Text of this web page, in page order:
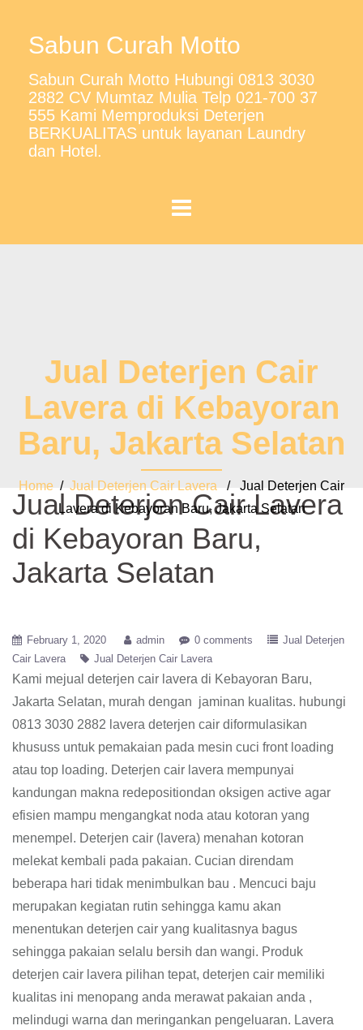
Sabun Curah Motto
Sabun Curah Motto Hubungi 0813 3030
2882 CV Mumtaz Mulia Telp 021-700 37
555 Kami Memproduksi Deterjen
BERKUALITAS untuk layanan Laundry
dan Hotel.
Jual Deterjen Cair
Lavera di Kebayoran
Baru, Jakarta Selatan
Home / Jual Deterjen Cair Lavera / Jual Deterjen Cair
Lavera di Kebayoran Baru, Jakarta Selatan
Jual Deterjen Cair Lavera
di Kebayoran Baru,
Jakarta Selatan
February 1, 2020 admin 0 comments
Jual Deterjen
Cair Lavera
Jual Deterjen Cair Lavera
Kami mejual deterjen cair lavera di Kebayoran Baru,
Jakarta Selatan, murah dengan jaminan kualitas. hubungi
0813 3030 2882 lavera deterjen cair diformulasikan
khususs untuk pemakaian pada mesin cuci front loading
atau top loading. Deterjen cair lavera mempunyai
kandungan makna redepositiondan oksigen active agar
efisien mampu mengangkat noda atau kotoran yang
menempel. Deterjen cair (lavera) menahan kotoran
melekat kembali pada pakaian. Cucian direndam
beberapa hari tidak menimbulkan bau . Mencuci baju
merupakan kegiatan rutin sehingga kamu akan
menentukan deterjen cair yang kualitasnya bagus
sehingga pakaian selalu bersih dan wangi. Produk
deterjen cair lavera pilihan tepat, deterjen cair memiliki
kualitas ini menopang anda merawat pakaian anda ,
melindugi warna dan meringankan pengeluaran. Lavera